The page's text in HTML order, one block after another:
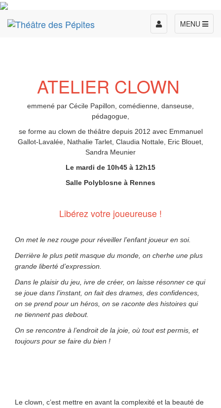
MENU
Toggle
navigation
ATELIER CLOWN
emmené par Cécile Papillon, comédienne, danseuse,
pédagogue,
se forme au clown de théâtre depuis 2012 avec Emmanuel
Gallot-Lavalée, Nathalie Tarlet, Claudia Nottale, Eric Blouet,
Sandra Meunier
Le mardi de 10h45 à 12h15
Salle Polyblosne à Rennes
Libérez votre joueureuse !
On met le nez rouge pour réveiller l’enfant joueur en soi.
Derrière le plus petit masque du monde, on cherhe une plus
grande liberté d’expression.
Dans le plaisir du jeu, ivre de créer, on laisse résonner ce qui
se joue dans l’instant, on fait des drames, des confidences,
on se prend pour un héros, on se raconte des histoires qui
ne tiennent pas debout.
On se rencontre à l’endroit de la joie, où tout est permis, et
toujours pour se faire du bien !
Le clown, c’est mettre en avant la complexité et la beauté de